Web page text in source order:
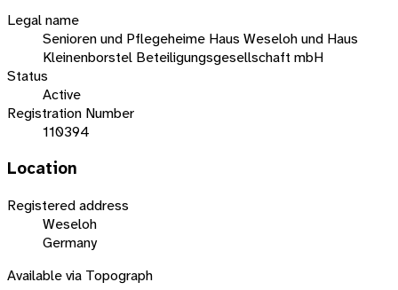
Legal name
Senioren und Pflegeheime Haus Weseloh und Haus
Kleinenborstel Beteiligungsgesellschaft mbH
Status
Active
Registration Number
110394
Location
Registered address
Weseloh
Germany
Available via Topograph